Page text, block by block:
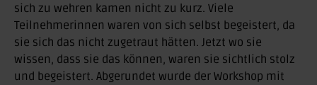
sich zu wehren kamen nicht zu kurz. Viele
Teilnehmerinnen waren von sich selbst begeistert, da
sie sich das nicht zugetraut hätten. Jetzt wo sie
wissen, dass sie das können, waren sie sichtlich stolz
und begeistert. Abgerundet wurde der Workshop mit